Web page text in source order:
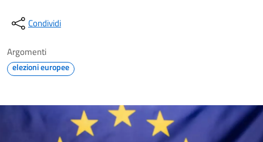
Condividi
Argomenti
elezioni europee